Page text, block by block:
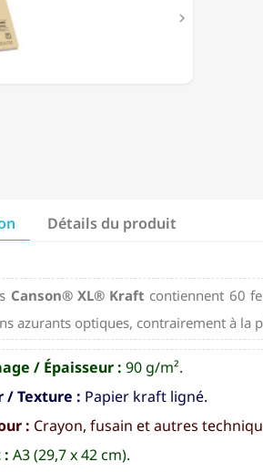

Détails du produit
Canson® XL® Kraft contiennent 60
azurants optiques, contrairement à
/ Épaisseur : 90 g/m².
/ Texture : Papier kraft ligné.
: Crayon, fusain et autres
: A3 (29,7 x 42 cm).